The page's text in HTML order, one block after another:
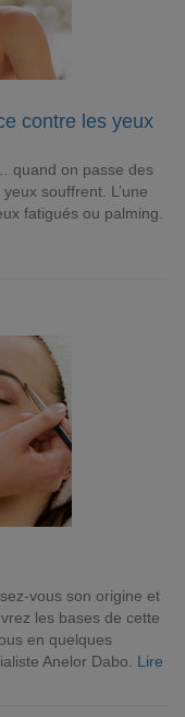
contre les yeux
quand on passe des
souffrent. L’une
fatigués ou palming.
vous son origine et
les bases de cette
en quelques
Anelor Dabo. Lire